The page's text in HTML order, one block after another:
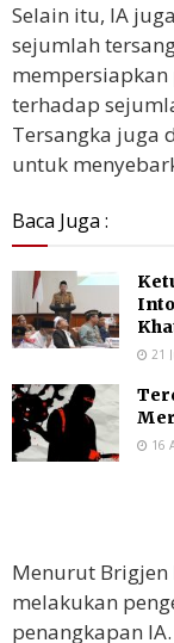
Selain itu, IA
sejumlah
mempersiapkan
terhadap
Tersangka juga
untuk
Baca Juga :
21
16
Menurut Brigjen
melakukan
penangkapan